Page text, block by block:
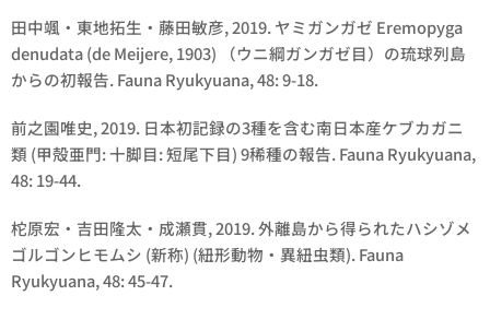
田中颯・東地拓生・藤田敏彦, 2019. ヤミガンガゼ Eremopyga
denudata(de Meijere, 1903) （ウニ綱ガンガゼ目）の琉球列島
からの初報告. Fauna Ryukyuana, 48: 9-18.
前之園唯史, 2019. 日本初記録の3種を含む南日本産ケブカガニ
類 (甲殻亜門: 十脚目: 短尾下目) 9稀種の報告. Fauna Ryukyuana,
48: 19-44.
柁原宏・吉田隆太・成瀬貫, 2019. 外離島から得られたハシゾメ
ゴルゴンヒモムシ (新称) (紐形動物・異紐虫類). Fauna
Ryukyuana, 48: 45-47.